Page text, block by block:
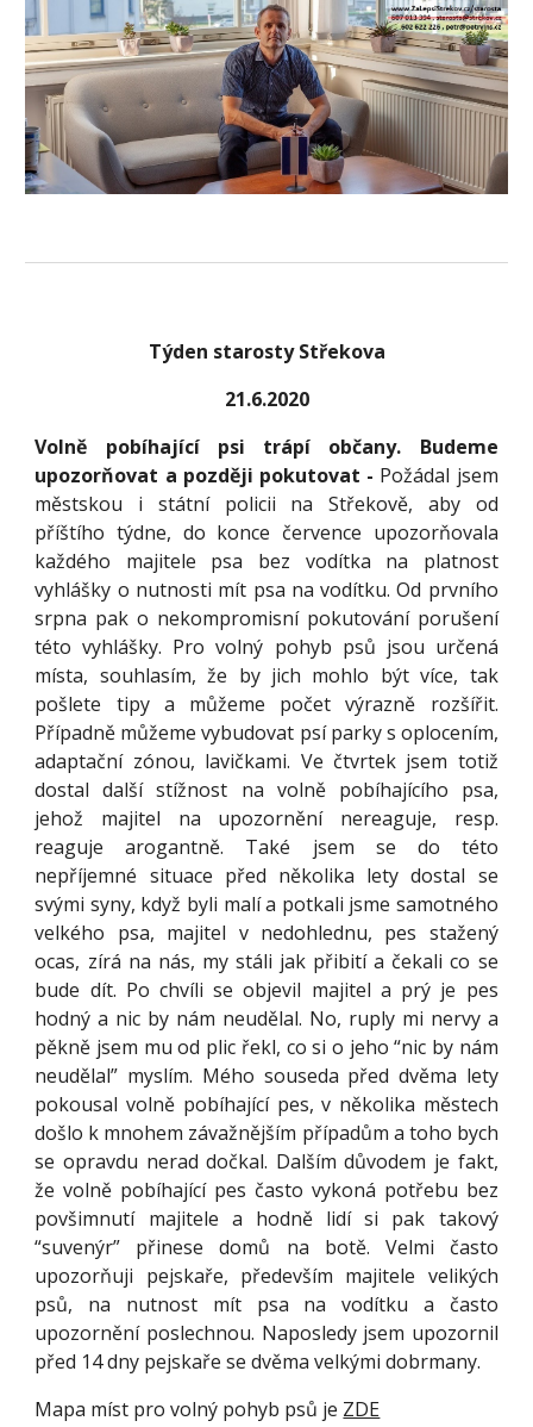
Týden starosty Střekova
21.6.2020
Volně pobíhající psi trápí občany. Budeme
upozorňovat a později pokutovat - Požádal jsem
městskou i státní policii na Střekově, aby od
příštího týdne, do konce července upozorňovala
každého majitele psa bez vodítka na platnost
vyhlášky o nutnosti mít psa na vodítku. Od prvního
srpna pak o nekompromisní pokutování porušení
této vyhlášky. Pro volný pohyb psů jsou určená
místa, souhlasím, že by jich mohlo být více, tak
pošlete tipy a můžeme počet výrazně rozšířit.
Případně můžeme vybudovat psí parky s oplocením,
adaptační zónou, lavičkami. Ve čtvrtek jsem totiž
dostal další stížnost na volně pobíhajícího psa,
jehož majitel na upozornění nereaguje, resp.
reaguje arogantně. Také jsem se do této
nepříjemné situace před několika lety dostal se
svými syny, když byli malí a potkali jsme samotného
velkého psa, majitel v nedohlednu, pes stažený
ocas, zírá na nás, my stáli jak přibití a čekali co se
bude dít. Po chvíli se objevil majitel a prý je pes
hodný a nic by nám neudělal. No, ruply mi nervy a
pěkně jsem mu od plic řekl, co si o jeho “nic by nám
neudělal” myslím. Mého souseda před dvěma lety
pokousal volně pobíhající pes, v několika městech
došlo k mnohem závažnějším případům a toho bych
se opravdu nerad dočkal. Dalším důvodem je fakt,
že volně pobíhající pes často vykoná potřebu bez
povšimnutí majitele a hodně lidí si pak takový
“suvenýr” přinese domů na botě. Velmi často
upozorňuji pejskaře, především majitele velikých
psů, na nutnost mít psa na vodítku a často
upozornění poslechnou. Naposledy jsem upozornil
před 14 dny pejskaře se dvěma velkými dobrmany.
Mapa míst pro volný pohyb psů je ZDE